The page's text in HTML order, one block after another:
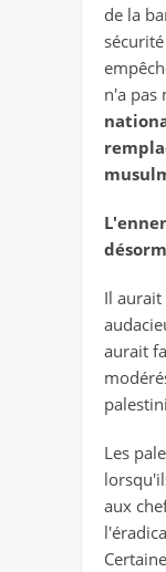
de la
n'a pas
Il
aurait
Les
aux